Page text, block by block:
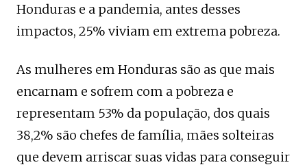
Honduras e a pandemia, antes desses
impactos, 25% viviam em extrema pobreza.
As mulheres em Honduras são as que mais
encarnam e sofrem com a pobreza e
representam 53% da população, dos quais
38,2% são chefes de família, mães solteiras
que devem arriscar suas vidas para conseguir